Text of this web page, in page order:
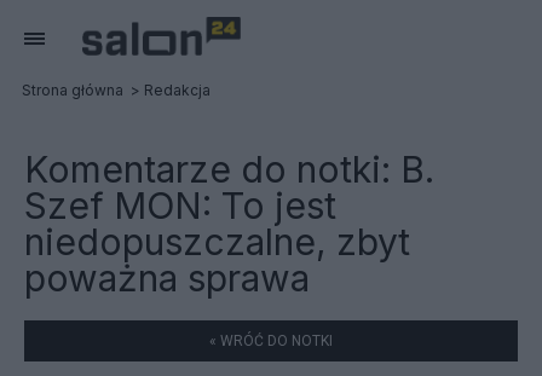
Strona główna Redakcja
Komentarze do notki: B.
Szef MON: To jest
niedopuszczalne, zbyt
poważna sprawa
« WRÓĆ DO NOTKI